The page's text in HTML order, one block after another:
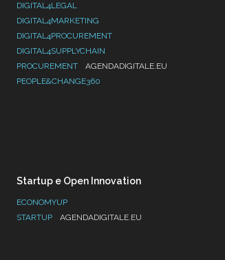
DIGITAL4LEGAL
DIGITAL4MARKETING
DIGITAL4PROCUREMENT
DIGITAL4SUPPLYCHAIN
PROCUREMENT
AGENDADIGITALE.EU
PEOPLE&CHANGE360
Startup e Open Innovation
ECONOMYUP
STARTUP
AGENDADIGITALE.EU